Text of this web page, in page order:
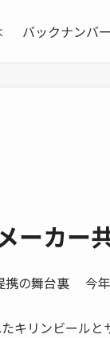
バックナンバー
ーカー
の舞台裏 今年
キリンビールと